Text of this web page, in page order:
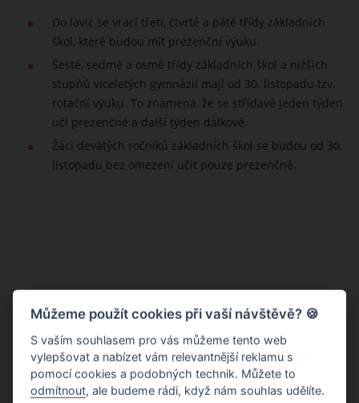
Do lavic se vrací třetí, čtvrté a páté třídy základních
škol, které budou mít prezenční výuku.
Šesté, sedmé a osmé třídy základních škol a nižších
stupňů víceletých gymnázií mají od 30. listopadu tzv.
rotační výuku. To znamená, že se střídavě jeden týden
učí prezenčně a další týden dálkově.
Žáci devátých ročníků základních škol se budou od 30.
listopadu bez omezení učit pouze prezenčně.
Můžeme použít cookies při vaší návštěvě? 🍪
S vaším souhlasem pro vás můžeme tento web
vylepšovat a nabízet vám relevantnější reklamu s
pomocí cookies a podobných technik. Můžete to
odmítnout , ale budeme rádi, když nám souhlas udělíte.